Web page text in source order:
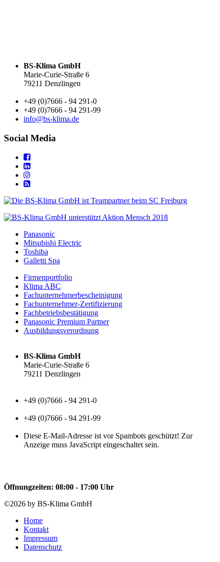
BS-Klima GmbH
Marie-Curie-Straße 6
79211 Denzlingen
+49 (0)7666 - 94 291-0
+49 (0)7666 - 94 291-99
info@bs-klima.de
Social Media
Panasonic
Mitsubishi Electric
Toshiba
Galletti Spa
Firmenportfolio
Klima ABC
Fachunternehmerbescheinigung
Fachunternehmer-Zertifizierung
Fachbetriebsbestätigung
Panasonic Premium Partner
Ausbildungsverordnung
BS-Klima GmbH
Marie-Curie-Straße 6
79211 Denzlingen
+49 (0)7666 - 94 291-0
+49 (0)7666 - 94 291-99
Diese E-Mail-Adresse ist vor Spambots geschützt! Zur
Anzeige muss JavaScript eingeschaltet sein.
Öffnungzeiten: 08:00 - 17:00 Uhr
©2026 by BS-Klima GmbH
Home
Kontakt
Impressum
Datenschutz